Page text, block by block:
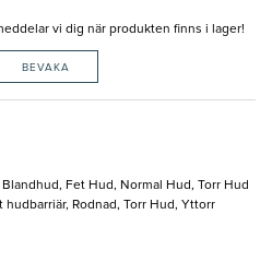
vi dig när produkten finns i lager!
BEVAKA
Fet Hud, Normal Hud, Torr Hud
hudbarriär, Rodnad, Torr Hud, Yttorr